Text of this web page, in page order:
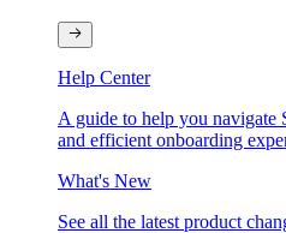
Help Center
A guide to help you navigate
and efficient onboarding
What's New
See all the latest product